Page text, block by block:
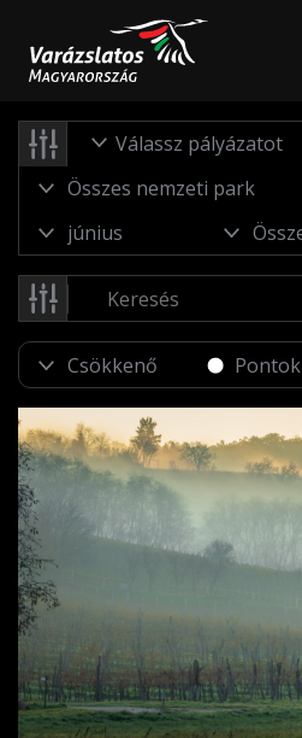
Válassz pályázatot
Pontok